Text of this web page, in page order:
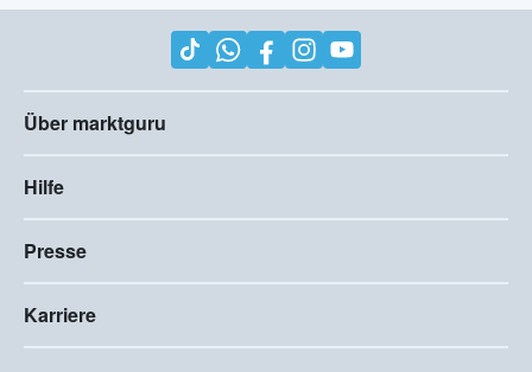
Über marktguru
Hilfe
Presse
Karriere